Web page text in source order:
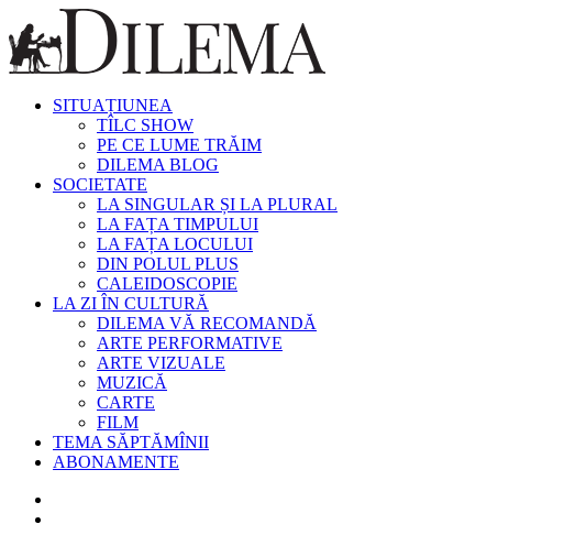
SITUAȚIUNEA
TÎLC SHOW
PE CE LUME TRĂIM
DILEMA BLOG
SOCIETATE
LA SINGULAR ȘI LA PLURAL
LA FAȚA TIMPULUI
LA FAȚA LOCULUI
DIN POLUL PLUS
CALEIDOSCOPIE
LA ZI ÎN CULTURĂ
DILEMA VĂ RECOMANDĂ
ARTE PERFORMATIVE
ARTE VIZUALE
MUZICĂ
CARTE
FILM
TEMA SĂPTĂMÎNII
ABONAMENTE